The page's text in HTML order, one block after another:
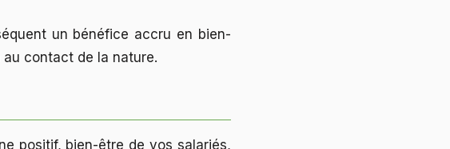
un bénéfice accru en bien-
contact de la nature.
positif, bien-être de vos salariés,